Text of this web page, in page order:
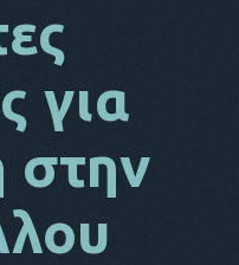
CS
DA
FR
NL
για
στην